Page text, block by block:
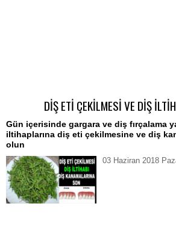
DİŞ ETİ ÇEKİLMESİ VE DİŞ
Gün içerisinde gargara ve diş fırçalama
iltihaplarına diş eti çekilmesine ve diş
olun
03 Haziran 2018